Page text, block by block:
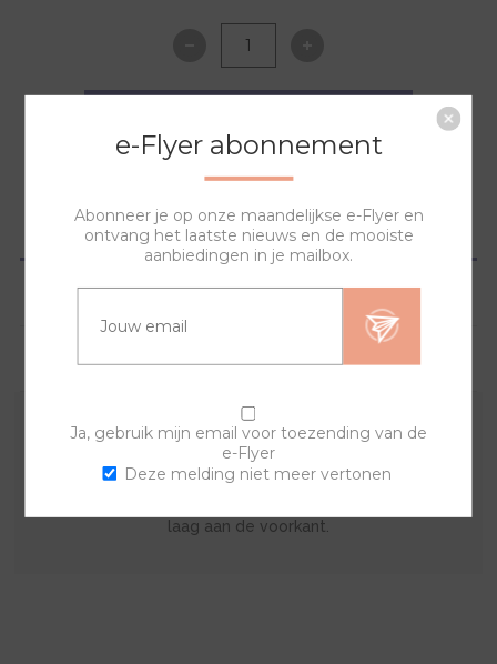
OVERZICHT
SPECIFICATIES
VRAGEN?
Met deze sierring en een van de banden kan je zelf je
eigen horloge samenstellen. De lyric sierring bestaat uit
laag aan de voorkant.
e-Flyer abonnement
Abonneer je op onze maandelijkse e-Flyer en
ontvang het laatste nieuws en de mooiste
aanbiedingen in je mailbox.
Ja, gebruik mijn email voor toezending van de
e-Flyer
Deze melding niet meer vertonen